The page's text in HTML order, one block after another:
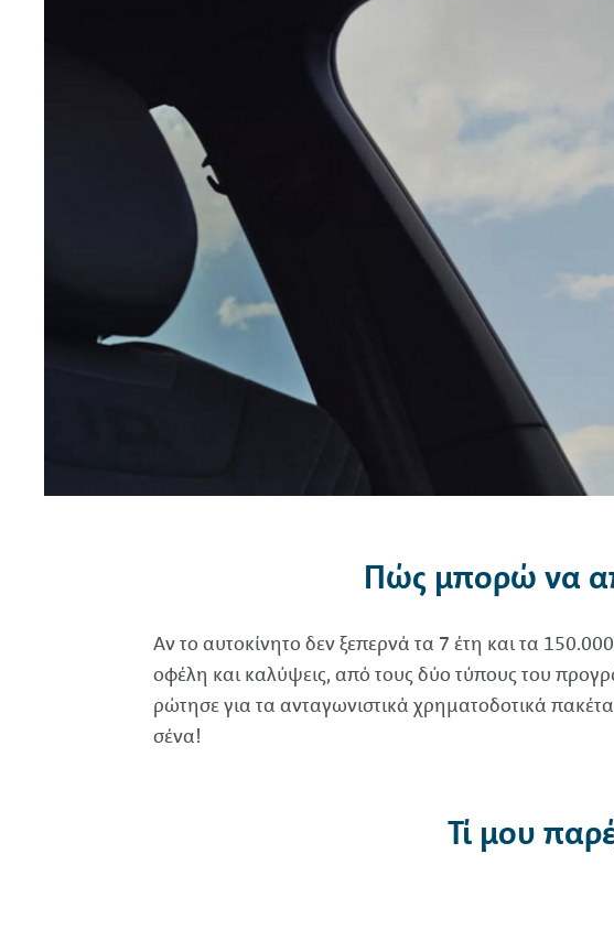
Πώς μπορώ να
Αν το αυτοκίνητο δεν ξεπερνά τα 7 έτη και τα
οφέλη και καλύψεις, από τους δύο τύπους του
ρώτησε για τα ανταγωνιστικά χρηματοδοτικά
σένα!
Τί μου